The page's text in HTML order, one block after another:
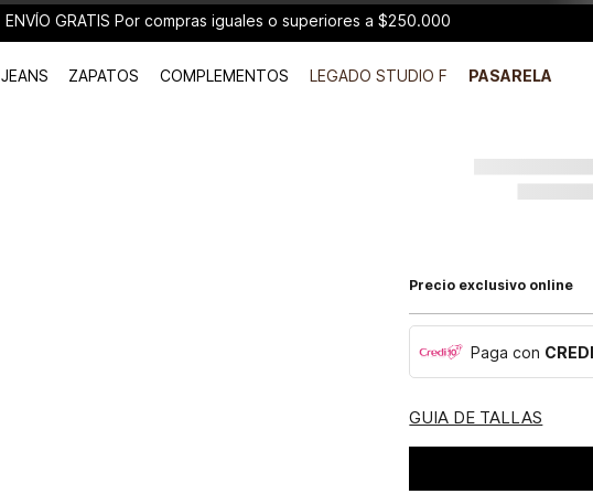
ENVÍO GRATIS Por compras iguales o superiores a $250.000
JEANS ZAPATOS COMPLEMENTOS LEGADO STUDIO F PASARELA
Precio exclusivo online
Paga con
GUIA DE TALLAS